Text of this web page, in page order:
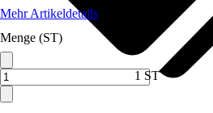
Mehr Artikeldetails
Menge (ST)
1 ST